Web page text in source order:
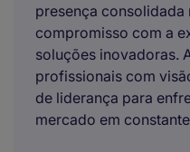
presença consolidada
compromisso com a
soluções inovadoras.
profissionais com
de liderança para
mercado em